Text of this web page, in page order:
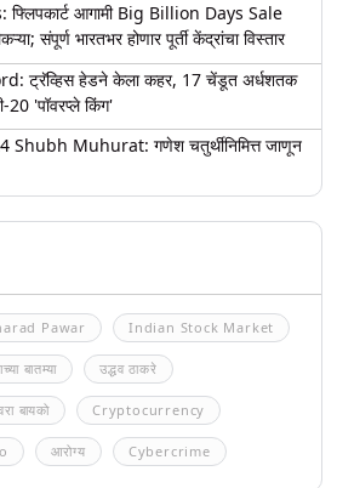
आगामी Big Billion Days Sale
संपूर्ण भारतभर होणार पूर्ती केंद्रांचा विस्तार
ट्रॅव्हिस हेडने केला कहर, 17 चेंडूत अर्धशतक
20 'पॉवरप्ले किंग'
Muhurat: गणेश चतुर्थीनिमित्त जाणून
Pawar Indian Stock Market
बातम्या उद्धव ठाकरे
बायको Cryptocurrency
आरोग्य Cybercrime